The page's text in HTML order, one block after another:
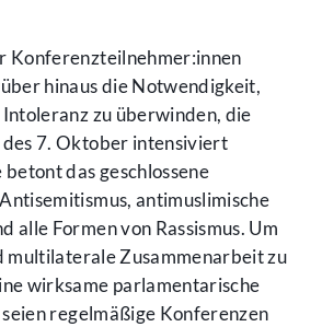
Konferenzteilnehmer:innen
hinaus die Notwendigkeit,
Intoleranz zu überwinden, die
7. Oktober intensiviert
betont das geschlossene
antimuslimische
alle Formen von Rassismus. Um
multilaterale Zusammenarbeit zu
wirksame parlamentarische
regelmäßige Konferenzen